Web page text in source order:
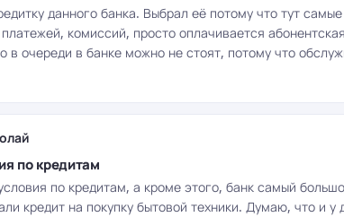
данного банка. Выбрал её потому что тут
платежей, комиссий, просто оплачивается
в очереди в банке можно не стоят, потому что
по кредитам
по кредитам, а кроме этого, банк самый
кредит на покупку бытовой техники. Думаю, что и у